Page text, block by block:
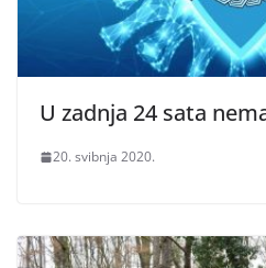
U zadnja 24 sata
20. svibnja 2020.